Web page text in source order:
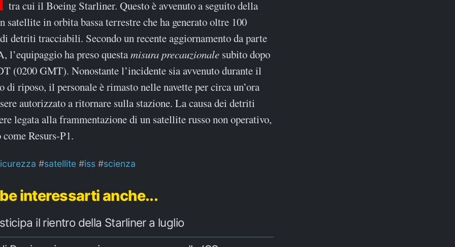
tra cui il Boeing Starliner. Questo è avvenuto a seguito della
satellite in orbita bassa terrestre che ha generato oltre 100
detriti tracciabili. Secondo un recente aggiornamento da parte
l’equipaggio ha preso questamisura precauzionale subito dopo
(0200 GMT). Nonostante l’incidente sia avvenuto durante il
di riposo, il personale è rimasto nelle navette per circa un’ora
autorizzato a ritornare sulla stazione. La causa dei detriti
legata alla frammentazione di un satellite russo non operativo,
Resurs-P1.
satellite iss scienza
interessarti anche...
il rientro della Starliner a luglio